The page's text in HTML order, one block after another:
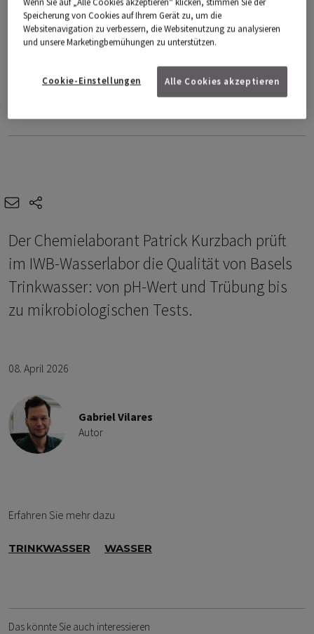
aktiviert, daher wird dieser Inhalt blockiert.
Cookie-Einstellungen
Video: Gabriel Vilares
e-mail
Der Chemielaborant Patrick Kurzbach prüft
im IWB-Wasserlabor die Qualität von Basels
Trinkwasser: von pH-Wert und Trübung bis
zu mikrobiologischen Tests.
08. April 2026
Gabriel Vilares
Autor
Erfahren Sie mehr dazu
TRINKWASSER WASSER
Das könnte Sie auch interessieren
Speicherung von Cookies auf Ihrem Gerät zu, um die
Websitenavigation zu verbessern, die Websitenutzung zu analysieren
und unsere Marketingbemühungen zu unterstützen.
Alle Cookies akzeptieren
Cookie-Einstellungen